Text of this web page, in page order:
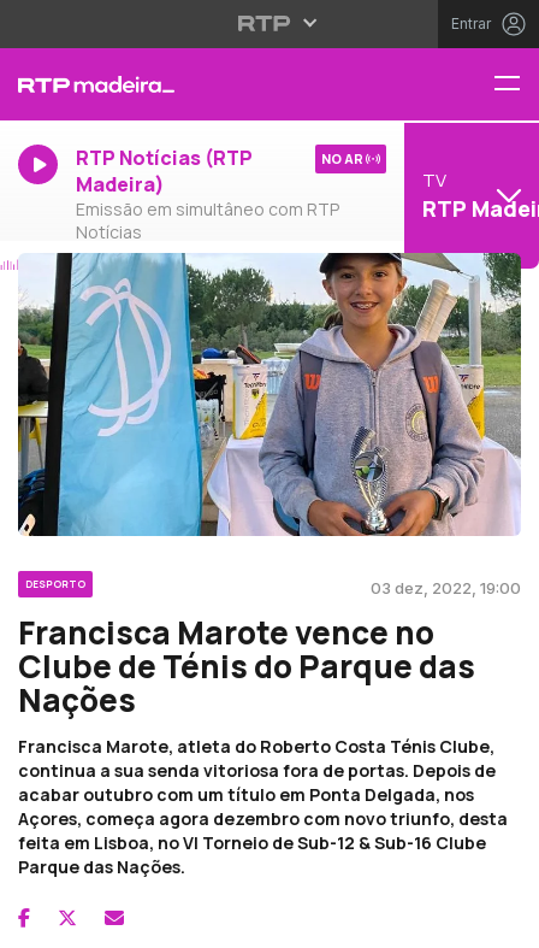
Entrar
RTP Notícias (RTP
Madeira)
Emissão em simultâneo com RTP
Notícias
NO AR
TV
RTP
DESPORTO 03 dez, 2022, 19:00
Francisca Marote vence no
Clube de Ténis do Parque das
Nações
Francisca Marote, atleta do Roberto Costa Ténis Clube,
continua a sua senda vitoriosa fora de portas. Depois de
acabar outubro com um título em Ponta Delgada, nos
Açores, começa agora dezembro com novo triunfo, desta
feita em Lisboa, no VI Torneio de Sub-12 & Sub-16 Clube
Parque das Nações.